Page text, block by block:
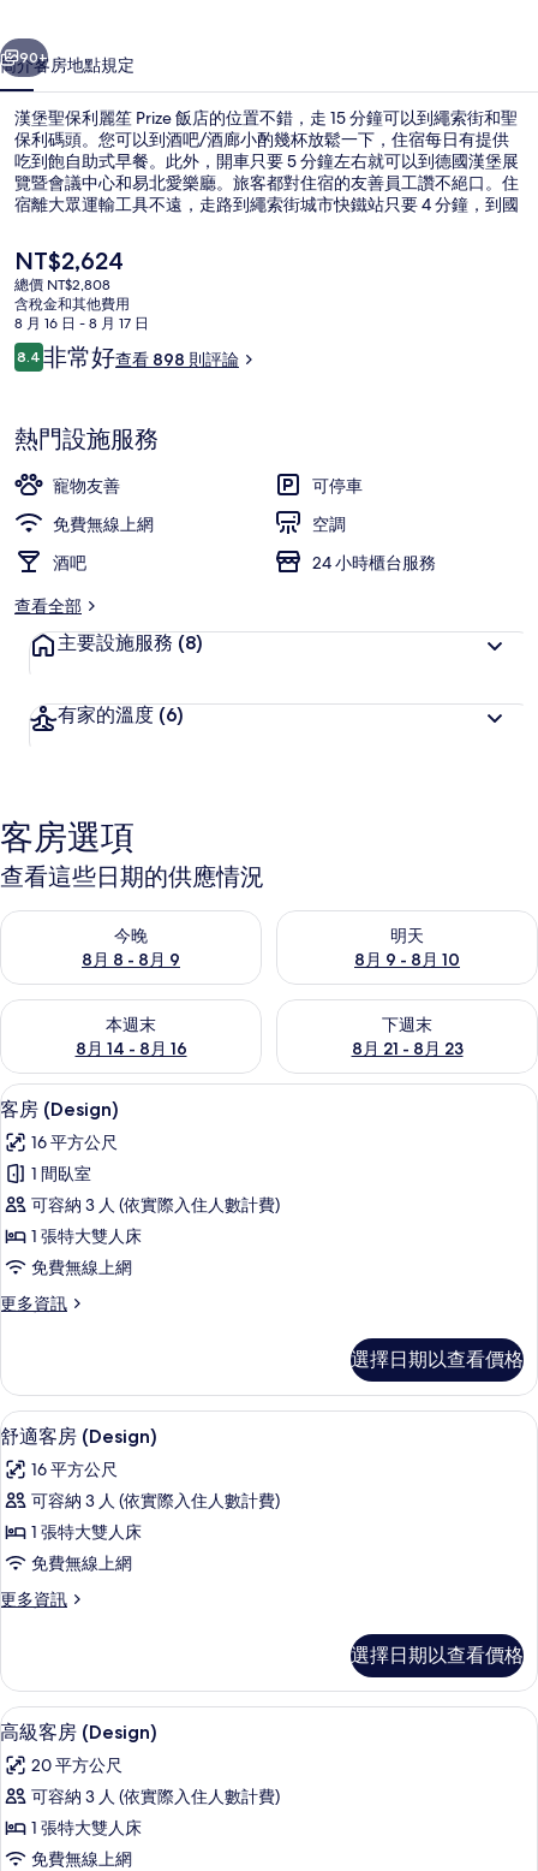
Prize
飯
店
的
相
片
集
個 下一個
90+
簡介客房地點規定
漢堡聖保利麗笙 Prize 飯店的位置不錯，走 15 分鐘可以到繩索街和聖
保利碼頭。您可以到酒吧/酒廊小酌幾杯放鬆一下，住宿每日有提供
吃到飽自助式早餐。此外，開車只要 5 分鐘左右就可以到德國漢堡展
覽暨會議中心和易北愛樂廳。旅客都對住宿的友善員工讚不絕口。住
宿離大眾運輸工具不遠，走路到繩索街城市快鐵站只要 4 分鐘，到國
目
前
的
價
格
是
NT$2,624
總價 NT$2,808
含稅金和其他費用
8 月 16 日 - 8 月 17 日
評
論
8.48.4 分，滿分 10 分，
非常好查看 898 則評論
熱門設施服務
寵物友善
可停車
免費無線上網
空調
酒吧
24 小時櫃台服務
查看全部
主要設施服務 (8)
有家的溫度 (6)
客房選項
查看這些日期的供應情況
今晚
8月 8 - 8月 9
查看今晚 (8月 8 - 8月 9) 的供應情況
明天
8月 9 - 8月 10
查看明天 (8月 9 - 8月 10) 的供
本週末
8月 14 - 8月 16
查看本週末 (8月 14 - 8月 16) 的供應情況
下週末
8月 21 - 8月 23
查看下週末 (8月 21 - 8月 23)
顯
示
客
房
(Design)
的
所
有
片
客房 (Design) | 低過敏寢具、書桌、
15
客房 (Design)
16 平方公尺
1 間臥室
可容納 3 人 (依實際入住人數計費)
1 張特大雙人床
免費無線上網
更多資訊
更
(Design)
的
詳
選擇日期以查看價格
顯
示
舒
適
客
(Design)
所
有
相
片
舒適客房 (Design) | 低過敏寢具、書
17
舒適客房 (Design)
16 平方公尺
可容納 3 人 (依實際入住人數計費)
1 張特大雙人床
免費無線上網
更多資訊
更
客
房
(Design)
詳
情
選擇日期以查看價格
顯
示
高
級
客
高級客房 (Design) | 低過敏寢具、書
13
高級客房 (Design)
20 平方公尺
可容納 3 人 (依實際入住人數計費)
1 張特大雙人床
免費無線上網